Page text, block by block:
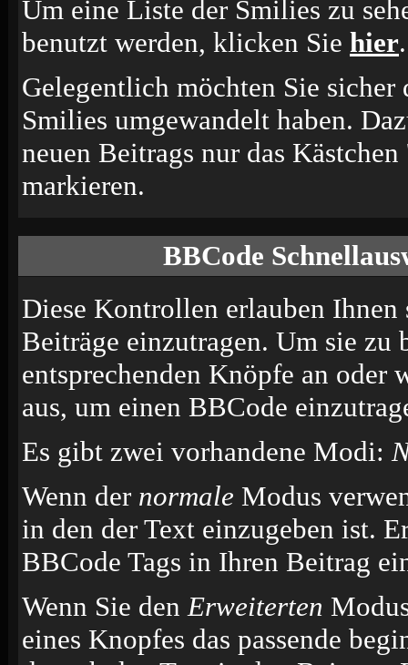
Um eine Liste der Smilies zu
benutzt werden, klicken Sie hier.
Gelegentlich möchten Sie
Smilies umgewandelt haben.
neuen Beitrags nur das
markieren.
BBCode
Diese Kontrollen erlauben
Beiträge einzutragen. Um sie zu
entsprechenden Knöpfe an oder
aus, um einen BBCode
Es gibt zwei vorhandene Modi:
Wenn der normale Modus
in den der Text einzugeben ist.
BBCode Tags in Ihren Beitrag
Wenn Sie denErweiterten
eines Knopfes das passende